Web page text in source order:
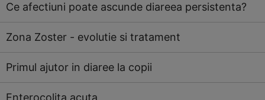
Ce afectiuni poate ascunde diareea persistenta?
Zona Zoster - evolutie si tratament
Primul ajutor in diaree la copii
Enterocolita acuta